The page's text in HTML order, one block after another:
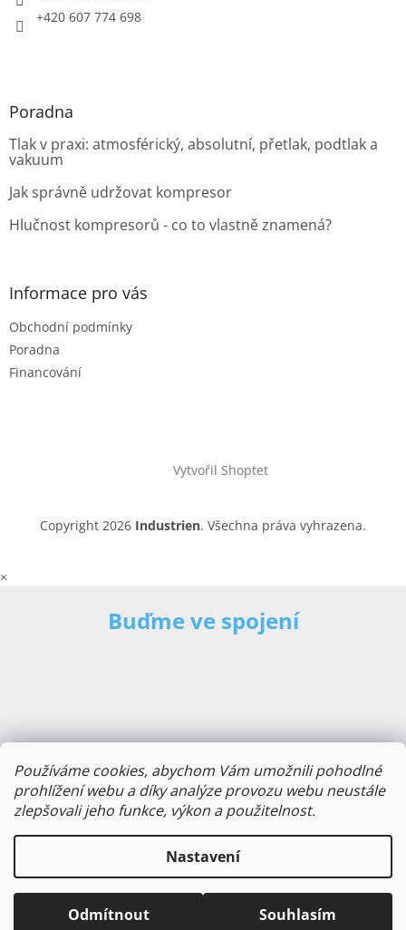
Používáme cookies, abychom Vám umožnili pohodlné
prohlížení webu a díky analýze provozu webu neustále
zlepšovali jeho funkce, výkon a použitelnost.
Nastavení
Odmítnout Souhlasím
+420 607 774 698
Poradna
Tlak v praxi: atmosférický, absolutní, přetlak, podtlak a
vakuum
Jak správně udržovat kompresor
Hlučnost kompresorů - co to vlastně znamená?
Informace pro vás
Obchodní podmínky
Poradna
Financování
Vytvořil Shoptet
Copyright 2026 Industrien. Všechna práva vyhrazena.
×
Buďme ve spojení
E-mailová adresa
Odebírat novinky